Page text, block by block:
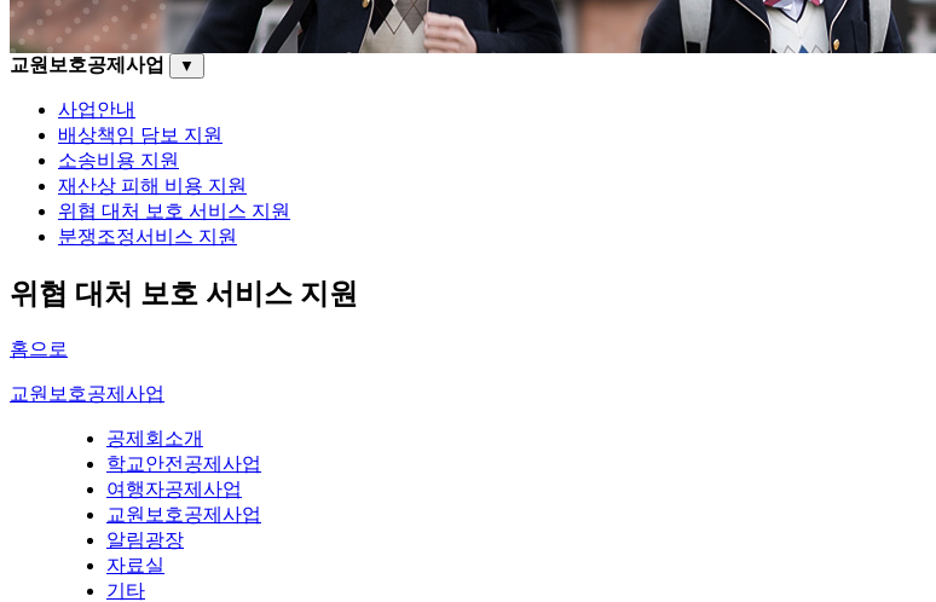
교원보호공제사업 ▼
사업안내
배상책임 담보 지원
소송비용 지원
재산상 피해 비용 지원
위협 대처 보호 서비스 지원
분쟁조정서비스 지원
위협 대처 보호 서비스 지원
홈으로
교원보호공제사업
공제회소개
학교안전공제사업
여행자공제사업
교원보호공제사업
알림광장
자료실
기타